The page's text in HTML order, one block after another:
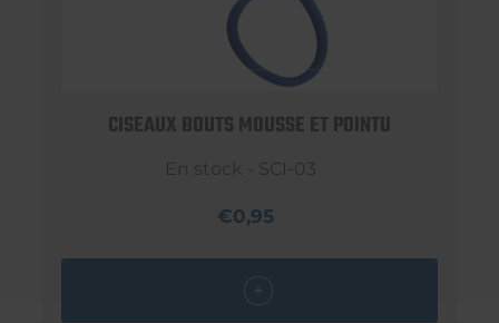
CISEAUX BOUTS MOUSSE ET POINTU
En stock - SCI-03
€0,95